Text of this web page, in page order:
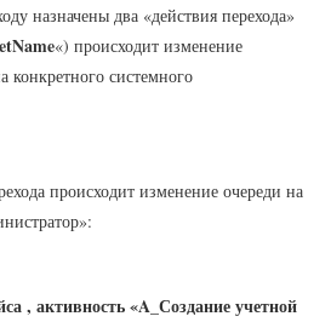
назначены два «действия перехода»
«) происходит изменение
конкретного системного
происходит изменение очереди на
, активность «A_Создание учетной